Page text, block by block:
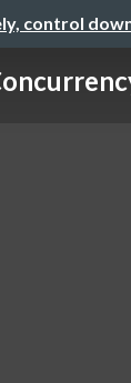
control